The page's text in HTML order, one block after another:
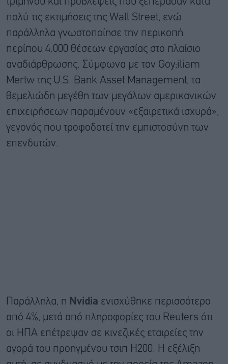
πολύ τις εκτιμήσεις της Wall Street, ενώ
παράλληλα γνωστοποίησε την περικοπή
περίπου 4.000 θέσεων εργασίας στο πλαίσιο
αναδιάρθρωσης. Σύμφωνα με τον Goy;iliam
Mertw της U.S. Bank Asset Management, τα
θεμελιώδη μεγέθη των μεγάλων αμερικανικών
επιχειρήσεων παραμένουν «εξαιρετικά ισχυρά»,
γεγονός που τροφοδοτεί την εμπιστοσύνη των
επενδυτών.
Παράλληλα, η Nvidia ενισχύθηκε περισσότερο
από 4%, μετά από πληροφορίες του Reuters ότι
οι ΗΠΑ επέτρεψαν σε κινεζικές εταιρείες την
αγορά του προηγμένου τσιπ H200. Η εξέλιξη